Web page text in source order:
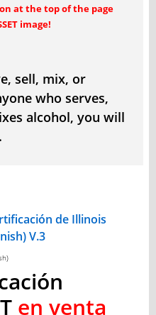
at the top of the page
image!
sell, mix, or
who serves,
alcohol, you will
de Illinois
V.3
en venta